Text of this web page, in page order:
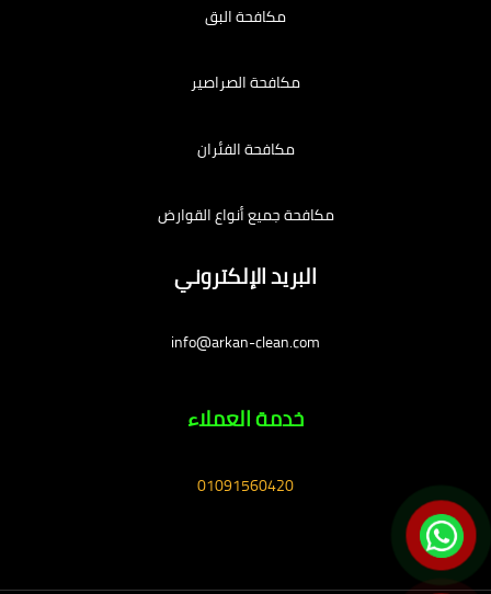
مكافحة البق
مكافحة الصراصير
مكافحة الفئران
مكافحة جميع أنواع القوارض
البريد الإلكتروني
info@arkan-clean.com
خدمة العملاء
01091560420